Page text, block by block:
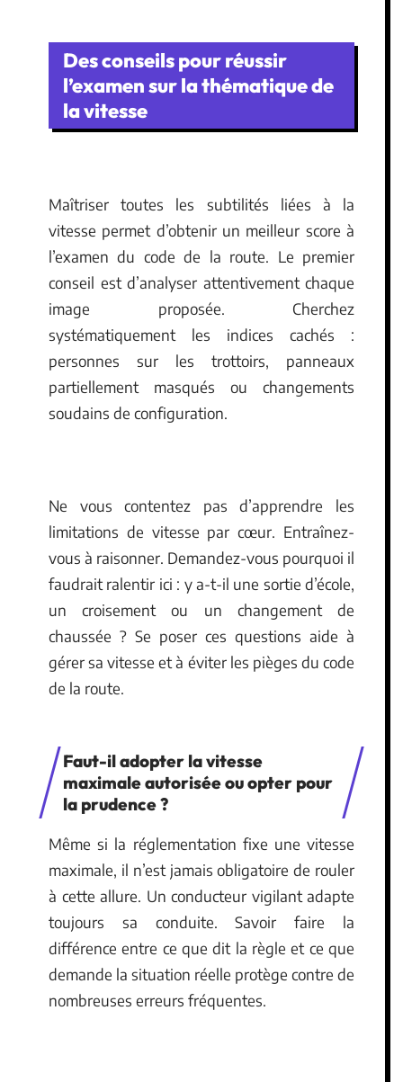
Des conseils pour réussir
l’examen sur la thématique de
la vitesse
Maîtriser toutes les subtilités liées à la
vitesse permet d’obtenir un meilleur score à
l’examen du code de la route. Le premier
conseil est d’analyser attentivement chaque
image proposée. Cherchez
systématiquement les indices cachés :
personnes sur les trottoirs, panneaux
partiellement masqués ou changements
soudains de configuration.
Ne vous contentez pas d’apprendre les
limitations de vitesse par cœur. Entraînez-
vous à raisonner. Demandez-vous pourquoi il
faudrait ralentir ici : y a-t-il une sortie d’école,
un croisement ou un changement de
chaussée ? Se poser ces questions aide à
gérer sa vitesse et à éviter les pièges du code
de la route.
Faut-il adopter la vitesse
maximale autorisée ou opter pour
la prudence ?
Même si la réglementation fixe une vitesse
maximale, il n’est jamais obligatoire de rouler
à cette allure. Un conducteur vigilant adapte
toujours sa conduite. Savoir faire la
différence entre ce que dit la règle et ce que
demande la situation réelle protège contre de
nombreuses erreurs fréquentes.